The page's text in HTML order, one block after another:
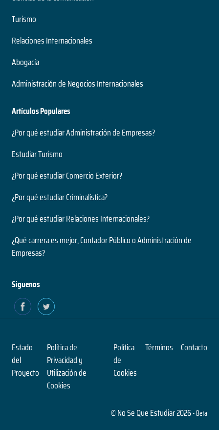
Turismo
Relaciones Internacionales
Abogacía
Administración de Negocios Internacionales
Artículos Populares
¿Por qué estudiar Administración de Empresas?
Estudiar Turismo
¿Por qué estudiar Comercio Exterior?
¿Por qué estudiar Criminalística?
¿Por qué estudiar Relaciones Internacionales?
¿Qué carrera es mejor, Contador Público o Administración de
Empresas?
Siguenos
Estado
del
Proyecto
Política de
Privacidad y
Utilización de
Cookies
Política
de
Cookies
Términos Contacto
© No Se Que Estudiar 2026- Beta